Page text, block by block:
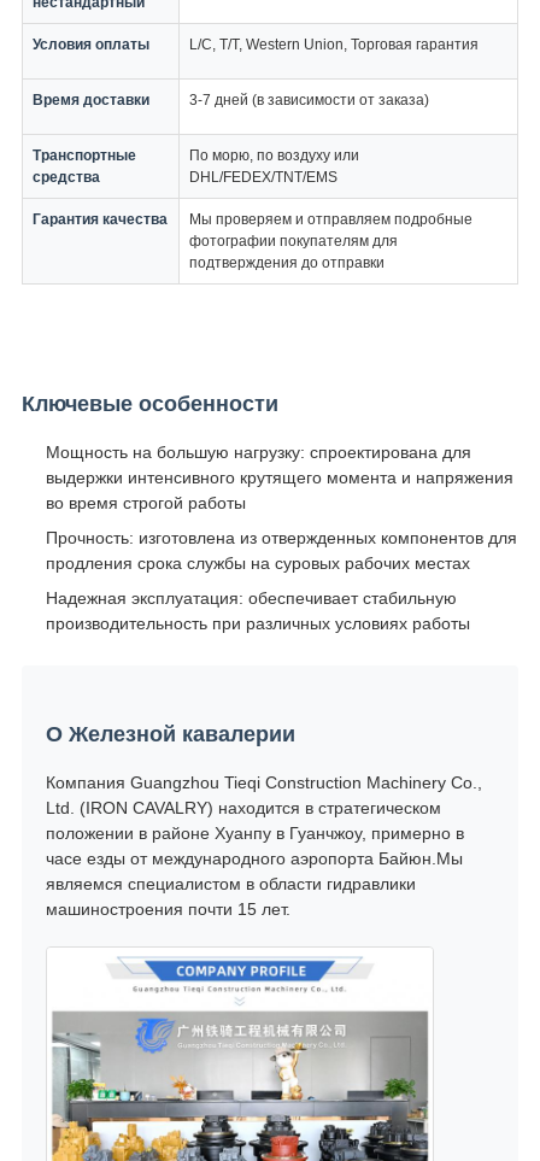
Условия оплаты L/C, T/T, Western Union, Торговая гарантия
Время доставки 3-7 дней (в зависимости от заказа)
Транспортные
средства
По морю, по воздуху или
DHL/FEDEX/TNT/EMS
Гарантия качества
Мы проверяем и отправляем подробные
фотографии покупателям для
подтверждения до отправки
Ключевые особенности
Мощность на большую нагрузку: спроектирована для
выдержки интенсивного крутящего момента и напряжения
во время строгой работы
Прочность: изготовлена из отвержденных компонентов для
продления срока службы на суровых рабочих местах
Надежная эксплуатация: обеспечивает стабильную
производительность при различных условиях работы
О Железной кавалерии
Компания Guangzhou Tieqi Construction Machinery Co.,
Ltd. (IRON CAVALRY) находится в стратегическом
положении в районе Хуанпу в Гуанчжоу, примерно в
часе езды от международного аэропорта Байюн.Мы
являемся специалистом в области гидравлики
машиностроения почти 15 лет.